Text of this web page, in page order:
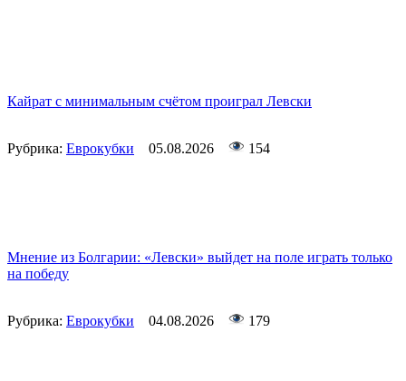
Кайрат с минимальным счётом проиграл Левски
Рубрика: Еврокубки 05.08.2026 154
Мнение из Болгарии: «Левски» выйдет на поле играть только
на победу
Рубрика: Еврокубки 04.08.2026 179